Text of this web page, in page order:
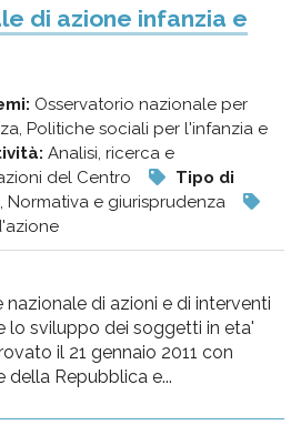
di azione infanzia e
Osservatorio nazionale per
Politiche sociali per l'infanzia e
Analisi, ricerca e
del Centro
Tipo di
Normativa e giurisprudenza
nazionale di azioni e di interventi
lo sviluppo dei soggetti in eta'
il 21 gennaio 2011 con
Repubblica e...